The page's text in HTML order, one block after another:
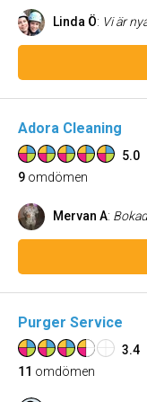
Linda Ö: Vi är nya kunder
Adora Cleaning
5.0
9 omdömen
Mervan A: Bokade hemstäd via
Purger Service
3.4
11 omdömen